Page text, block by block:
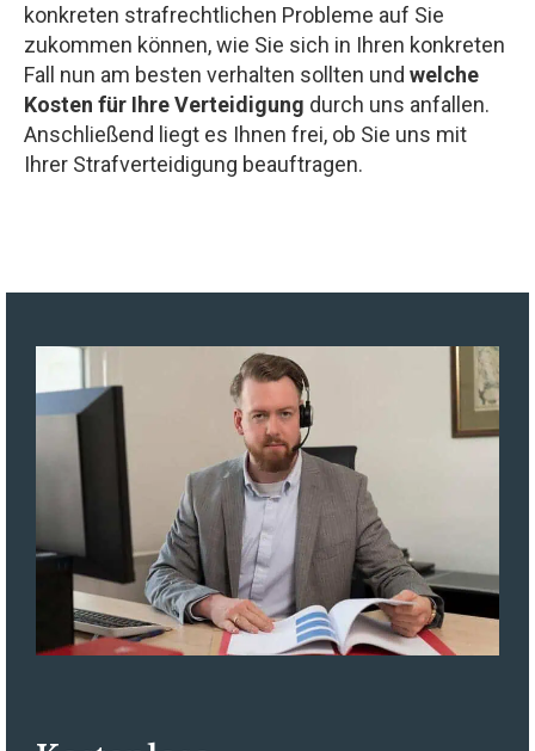
konkreten strafrechtlichen Probleme auf Sie
zukommen können, wie Sie sich in Ihren konkreten
Fall nun am besten verhalten sollten und welche
Kosten für Ihre Verteidigung durch uns anfallen.
Anschließend liegt es Ihnen frei, ob Sie uns mit
Ihrer Strafverteidigung beauftragen.